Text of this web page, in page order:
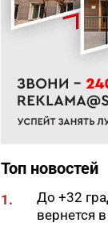
12:52
августа
якутян с
11:50
полпути
11:35
учиться
Топ новостей
1.
До +32
вернется